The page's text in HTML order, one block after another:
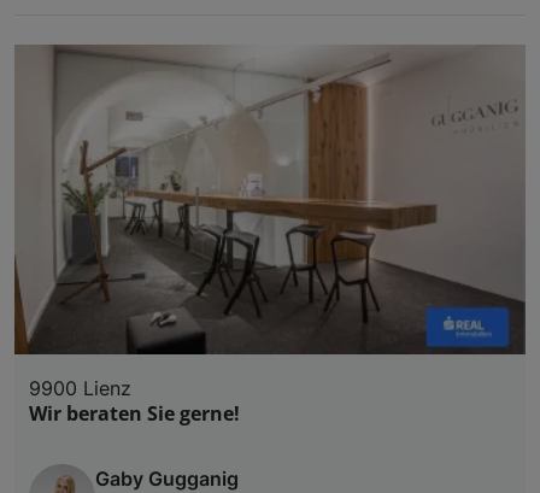
9900 Lienz
Wir beraten Sie gerne!
Gaby Gugganig